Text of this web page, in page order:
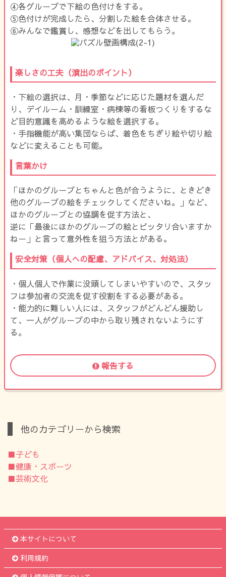
④各グループで下絵の色付けをする。
⑤色付けが完成したら、分割した絵を合体させる。
⑥みんなで鑑賞し、感想などを出してもらう。
楽しさの工夫（演出のポイント）
・下絵の選択は、月・季節などに応じた題材を選んだ
り、デイルーム・訓練室・病棟等の看板つくりをするな
ど目的意識を高めるような絵を選択する。
・手指機能が高い集団ならば、着色をちぎり絵や切り絵
などに変えることも可能。
言葉かけ
「ほかのグループとちゃんと色が合うように、ときどき
他のグループの絵をチェックしてくださいね。」など、
ほかのグループとの協調を促す方法と、
逆に「最後にほかのグループの絵とピッタリ合いますか
ねー」と言って意外性を狙う方法とがある。
安全対策（個人への配慮、アドバイス、対処法）
・個人個人で作業に没頭してしまいやすいので、スタッ
フは参加者の交流を促す役割をする必要がある。
・能力的に難しい人には、スタッフがどんどん援助し
て、一人がグループの中から取り残されないようにす
る。
報告する
他のカテゴリーから検索
■子ども
■健康・スポーツ
■芸術文化
本サイトについて
利用規約